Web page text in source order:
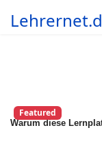
Featured
Warum diese